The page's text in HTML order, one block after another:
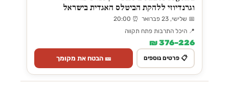
וגרנדיוזי ללהקת הביטלס האגדית בישראל
📅 שלישי, 23 פברואר ⏰ 20:00
📍 היכל התרבות פתח תקווה
226–376 ₪
📋 פרטים נוספים 🎫 הבטח את מקומך